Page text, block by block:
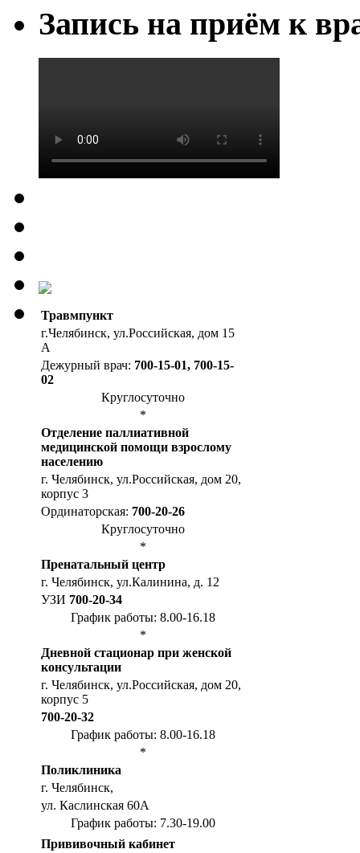
Запись на приём к
Травмпункт
г.Челябинск, ул.Российская, дом 15
А
Дежурный врач: 700-15-01, 700-15-
02
Круглосуточно
*
Отделение паллиативной
медицинской помощи взрослому
населению
г. Челябинск, ул.Российская, дом 20,
корпус 3
Ординаторская: 700-20-26
Круглосуточно
*
Пренатальный центр
г. Челябинск, ул.Калинина, д. 12
УЗИ 700-20-34
График работы: 8.00-16.18
*
Дневной стационар при женской
консультации
г. Челябинск, ул.Российская, дом 20,
корпус 5
700-20-32
График работы: 8.00-16.18
*
Поликлиника
г. Челябинск,
ул. Каслинская 60А
График работы: 7.30-19.00
Прививочный кабинет